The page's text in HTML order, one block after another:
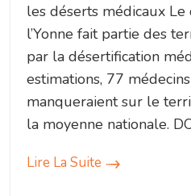
les déserts médicaux
l’Yonne fait partie des
par la désertification
estimations, 77
manqueraient sur le
la moyenne nationale.
Lire La Suite